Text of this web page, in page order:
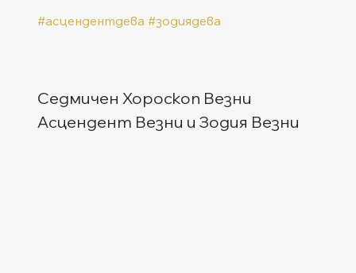
#асцендентдева #зодиядева
Седмичен Хороскоп Везни
Асцендент Везни и Зодия Везни